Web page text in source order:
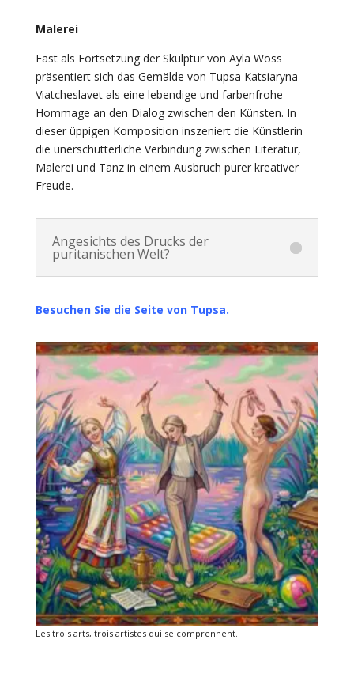
Malerei
Fast als Fortsetzung der Skulptur von Ayla Woss
präsentiert sich das Gemälde von Tupsa Katsiaryna
Viatcheslavet als eine lebendige und farbenfrohe
Hommage an den Dialog zwischen den Künsten. In
dieser üppigen Komposition inszeniert die Künstlerin
die unerschütterliche Verbindung zwischen Literatur,
Malerei und Tanz in einem Ausbruch purer kreativer
Freude.
Angesichts des Drucks der
puritanischen Welt?
Besuchen Sie die Seite von Tupsa.
Les trois arts, trois artistes qui se comprennent.